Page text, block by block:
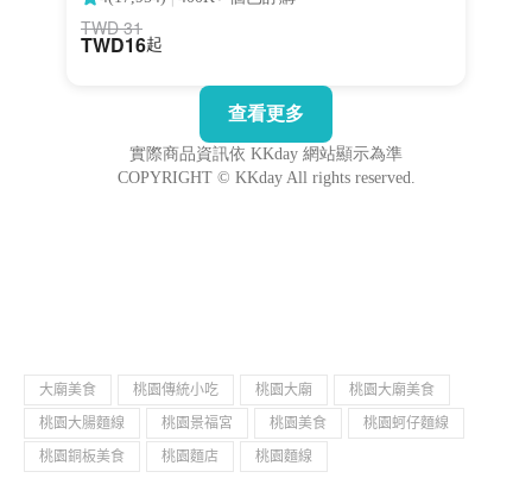
大廟美食 桃園傳統小吃 桃園大廟
桃園大廟美食
桃園大腸麵線
桃園景福宮 桃園美食
桃園蚵仔麵線
桃園銅板美食
桃園麵店 桃園麵線